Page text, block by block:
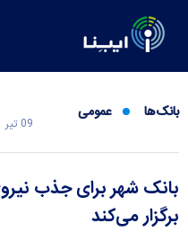
بانک‌ها عمومی
09 تير 1405 - 10:21
بانک شهر برای جذب
برگزار می‌کند